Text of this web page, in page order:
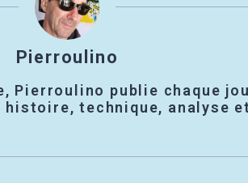
Pierroulino
Pierroulino publie chaque
technique, analyse